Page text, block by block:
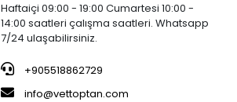
Haftaiçi 09:00 - 19:00 Cumartesi 10:00 -
14:00 saatleri çalışma saatleri. Whatsapp
7/24 ulaşabilirsiniz.
+905518862729
info@vettoptan.com